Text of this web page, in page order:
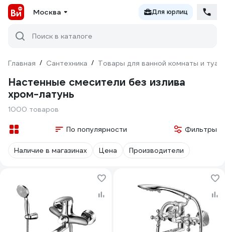
Москва Для юрлиц
Поиск в каталоге
Главная / Сантехника / Товары для ванной комнаты и
Настенные смесители без излива
хром-латунь
1000 товаров
По популярности Фильтры
Наличие в магазинах Цена Производители